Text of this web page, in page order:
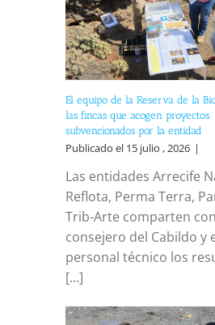
El equipo de la Reserva de la
las fincas que acogen proyectos
subvencionados por la entidad
Publicado el 15 julio , 2026 |
Las entidades Arrecife
Reflota, Perma Terra,
Trib-Arte comparten
consejero del Cabildo y
personal técnico los
[...]